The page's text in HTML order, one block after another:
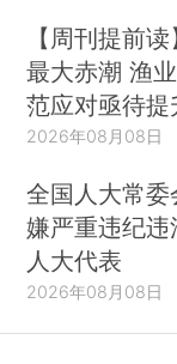
【周刊提前
最大赤潮 渔
范应对亟待提
2026年08月08日
全国人大常
嫌严重违纪
人大代表
2026年08月08日